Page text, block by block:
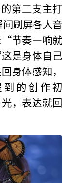
第二支主打
刷屏各大音
“节奏一响就
是身体自己
身体感知，
的创作初
，表达就回